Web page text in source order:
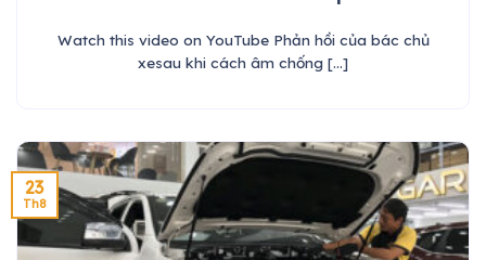
Watch this video on YouTube Phản hồi của bác chủ
xesau khi cách âm chống [...]
23
Th8